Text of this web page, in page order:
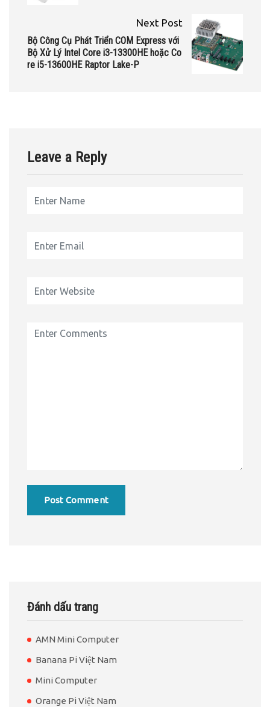
Next Post
Bộ Công Cụ Phát Triển COM Express với
Bộ Xử Lý Intel Core i3-13300HE hoặc Co
re i5-13600HE Raptor Lake-P
Leave a Reply
Đánh dấu trang
AMN Mini Computer
Banana Pi Việt Nam
Mini Computer
Orange Pi Việt Nam